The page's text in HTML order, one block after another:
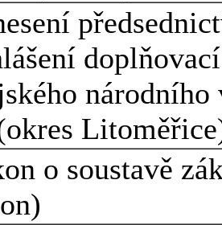
o soustavě